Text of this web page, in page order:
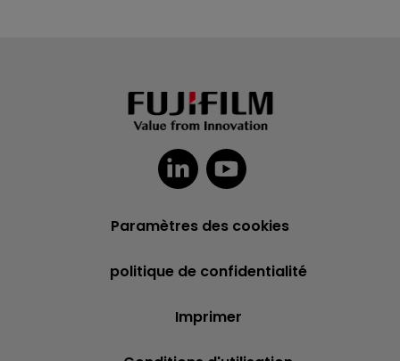
Paramètres des cookies
politique de confidentialité
Imprimer